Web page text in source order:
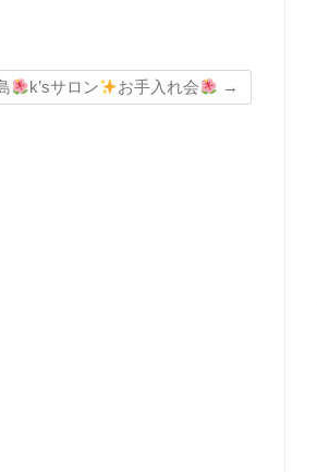
k’sサロン お手入れ会 →